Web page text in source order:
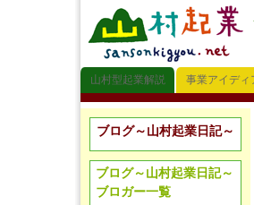
山村型起業解説 事業アイディ
ブログ～山村起業日記～
ブログ～山村起業日記～
ブロガー一覧